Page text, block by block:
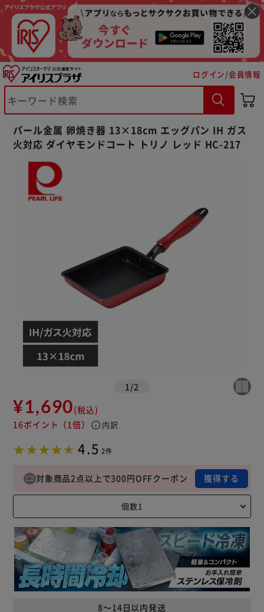
ログイン/会員情報
パール金属 卵焼き器 13×18cm エッグパン IH ガス
火対応 ダイヤモンドコート トリノ レッド HC-217
1 /2
¥1,690(税込)
16ポイント （1倍） info 内訳
4.5 2件
8～14日以内発送
対象商品2点以上で300円OFFクーポン 獲得する
※ご確認ください
カートに入れる 購入手続きへ